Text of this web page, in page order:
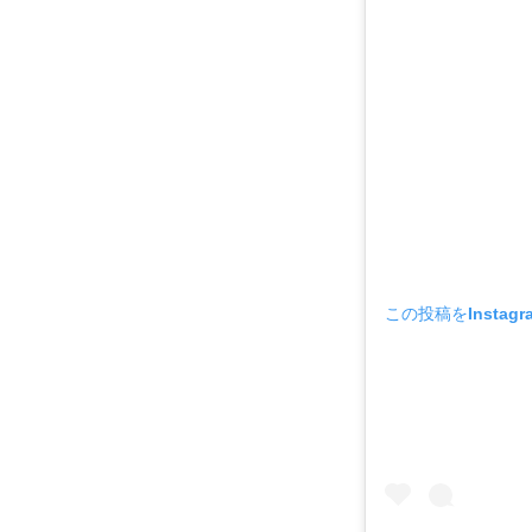
この投稿を